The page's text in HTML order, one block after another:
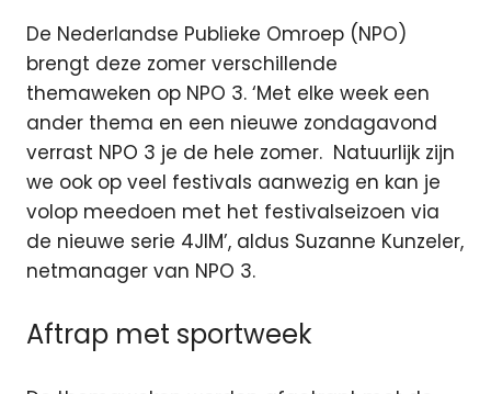
De Nederlandse Publieke Omroep (NPO)
brengt deze zomer verschillende
themaweken op NPO 3. ‘Met elke week een
ander thema en een nieuwe zondagavond
verrast NPO 3 je de hele zomer. Natuurlijk zijn
we ook op veel festivals aanwezig en kan je
volop meedoen met het festivalseizoen via
de nieuwe serie 4JIM’, aldus Suzanne Kunzeler,
netmanager van NPO 3.
Aftrap met sportweek